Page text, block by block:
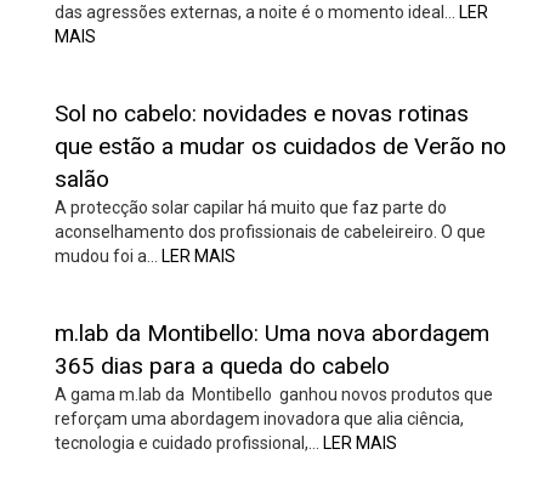
das agressões externas, a noite é o momento ideal…
LER
MAIS
Sol no cabelo: novidades e novas rotinas
que estão a mudar os cuidados de Verão no
salão
A protecção solar capilar há muito que faz parte do
aconselhamento dos profissionais de cabeleireiro. O que
mudou foi a…
LER MAIS
m.lab da Montibello: Uma nova abordagem
365 dias para a queda do cabelo
A gama m.lab da Montibello ganhou novos produtos que
reforçam uma abordagem inovadora que alia ciência,
tecnologia e cuidado profissional,…
LER MAIS